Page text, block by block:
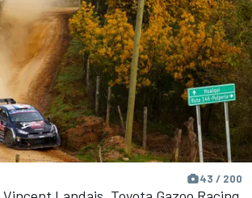
43 / 200